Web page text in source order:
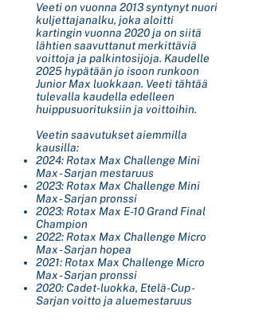
Veeti on vuonna 2013 syntynyt nuori
kuljettajanalku, joka aloitti
kartingin vuonna 2020 ja on siitä
lähtien saavuttanut merkittäviä
voittoja ja palkintosijoja. Kaudelle
2025 hypätään jo isoon runkoon
Junior Max luokkaan. Veeti tähtää
tulevalla kaudella edelleen
huippusuorituksiin ja voittoihin.
Veetin saavutukset aiemmilla
kausilla:
2024: Rotax Max Challenge Mini
Max - Sarjan mestaruus
2023: Rotax Max Challenge Mini
Max - Sarjan pronssi
2023: Rotax Max E-10 Grand Final
Champion
2022: Rotax Max Challenge Micro
Max - Sarjan hopea
2021: Rotax Max Challenge Micro
Max - Sarjan pronssi
2020: Cadet-luokka, Etelä-Cup -
Sarjan voitto ja aluemestaruus